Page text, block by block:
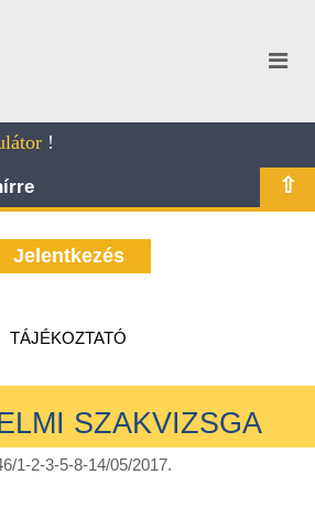
!
⇧
Jelentkezés
TÁJÉKOZTATÓ
SZAKVIZSGA
1-2-3-5-8-14/05/2017.